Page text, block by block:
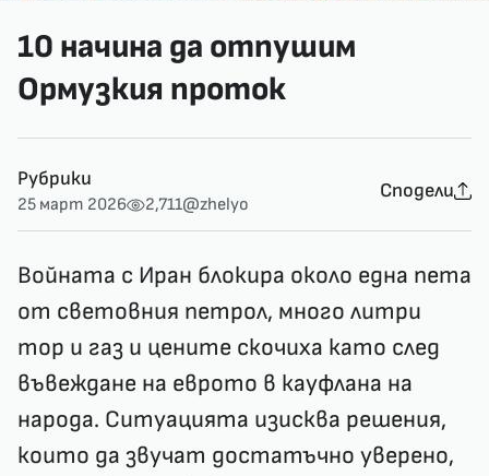
10 начина да отпушим
Ормузкия проток
Рубрики
25 март 2026 2,711@zhelyo
Сподели
Войната с Иран блокира около една пета
от световния петрол, много литри
тор и газ и цените скочиха като след
въвеждане на еврото в кауфлана на
народа. Ситуацията изисква решения,
които да звучат достатъчно уверено,